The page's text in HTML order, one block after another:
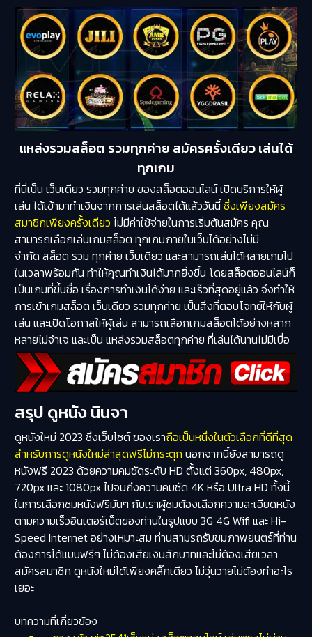
แหล่งรวมสล็อต รวมทุกค่าย สมัครครั้งเดียว เล่นได้
ทุกเกม
ที่นี่เป็น เว็บเดียว รวมทุกค่าย ของสล็อตออนไลน์ เปิดบริการให้ผู้
เล่น ได้เข้ามาทำเงินจากการเล่นสล็อตได้แล้ววันนี้ซึ่งเพียงสมัคร
สมาชิกเพียงครั้งเดียว ไม่มีค่าใช้จ่ายในการเริ่มต้นสมัคร คุณ
สามารถเลือกเล่นเกมสล็อต ทุกเกมภายในเว็บได้อย่างไม่มี
จำกัด สล็อต รวม ทุกค่าย เว็บเดียว และสามารถเล่นได้หลายเกมไป
ในเวลาพร้อมกัน ทำให้คุณทำเงินได้มากยิ่งขึ้น โดยสล็อตออนไลน์ก็
เป็นเกมที่ขึ้นชื่อ เรื่องการทำเงินได้ง่าย และเร็วที่สุดอยู่แล้ว จึงทำให้
การเข้าเกมสล็อต เว็บเดียว รวมทุกค่าย เป็นสิ่งที่ตอบโจทย์ให้กับผู้
เล่น และเปิดโอกาสให้ผู้เล่น สามารถเลือกเกมสล็อตได้อย่างหลาก
หลายไม่จำเจ และเป็น แหล่งรวมสล็อตทุกค่าย ที่เล่นได้นานไม่มีเบื่อ
สรุป ดูหนัง นินจา
ดูหนังใหม่ 2023 ซึ่งเว็บไซต์ ของเราถือเป็นหนึ่งในตัวเลือกที่ดีที่สุด
สำหรับการดูหนังใหม่ล่าสุดฟรีไม่กระตุก นอกจากนี้ยังสามารถดู
หนังฟรี 2023 ด้วยความคมชัดระดับ HD ตั้งแต่ 360px, 480px,
720px และ 1080px ไปจนถึงความคมชัด 4K หรือ Ultra HD ทั้งนี้
ในการเลือกชมหนังฟรีมันๆ กับเราผู้ชมต้องเลือกความละเอียดหนัง
ตามความเร็วอินเตอร์เน็ตของท่านในรูปแบบ 3G 4G Wifi และ Hi-
Speed Internet อย่างเหมาะสม ท่านสามรถรับชมภาพยนตร์ที่ท่าน
ต้องการได้แบบฟรีๆ ไม่ต้องเสียเงินสักบาทและไม่ต้องเสียเวลา
สมัครสมาชิก ดูหนังใหม่ได้เพียงคลิ๊กเดียว ไม่วุ่นวายไม่ต้องทำอะไร
เยอะ
บทความที่เกี่ยวข้อง